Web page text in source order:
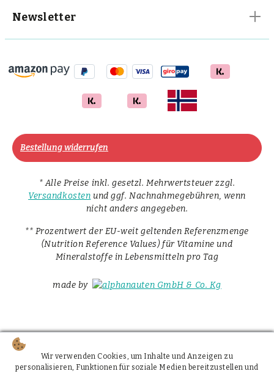
Newsletter
Bestellung widerrufen
* Alle Preise inkl. gesetzl. Mehrwertsteuer zzgl.
Versandkosten und ggf. Nachnahmegebühren, wenn
nicht anders angegeben.
** Prozentwert der EU-weit geltenden Referenzmenge
(Nutrition Reference Values) für Vitamine und
Mineralstoffe in Lebensmitteln pro Tag
made by
Wir verwenden Cookies, um Inhalte und Anzeigen zu
personalisieren, Funktionen für soziale Medien bereitzustellen und